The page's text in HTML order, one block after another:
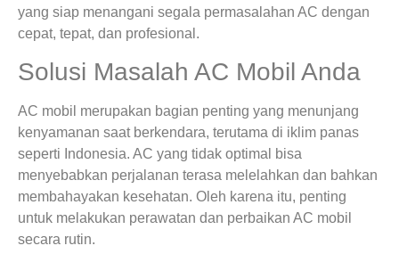
yang siap menangani segala permasalahan AC dengan
cepat, tepat, dan profesional.
Solusi Masalah AC Mobil Anda
AC mobil merupakan bagian penting yang menunjang
kenyamanan saat berkendara, terutama di iklim panas
seperti Indonesia. AC yang tidak optimal bisa
menyebabkan perjalanan terasa melelahkan dan bahkan
membahayakan kesehatan. Oleh karena itu, penting
untuk melakukan perawatan dan perbaikan AC mobil
secara rutin.